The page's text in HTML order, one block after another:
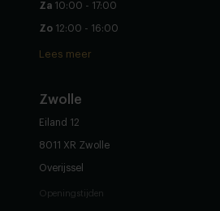
Za 10:00 - 17:00
Zo 12:00 - 16:00
Lees meer
Zwolle
Eiland 12
8011 XR Zwolle
Overijssel
Openingstijden